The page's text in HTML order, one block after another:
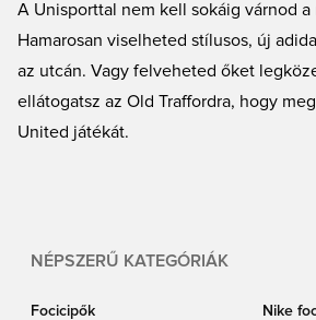
A Unisporttal nem kell sokáig várnod a
Hamarosan viselheted stílusos, új
az utcán. Vagy felveheted őket
ellátogatsz az Old Traffordra, hogy
United játékát.
NÉPSZERŰ KATEGÓRIÁK
Focicipők Nike